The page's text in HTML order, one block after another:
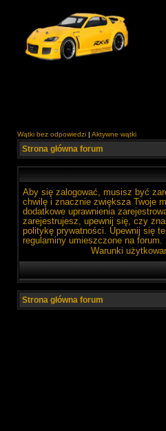
Wątki bez odpowiedzi | Aktywne wątki
Strona główna forum
Aby się zalogować, musisz być
chwilę i znacznie zwiększa Twoje
dodatkowe uprawnienia
zarejestrujesz, upewnij się, czy
politykę prywatności. Upewnij się
regulaminy umieszczone na forum.
Warunki
Strona główna forum